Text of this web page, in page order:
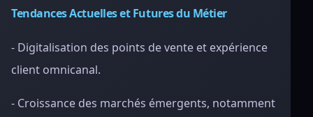
Tendances Actuelles et Futures du Métier
- Digitalisation des points de vente et expérience
client omnicanal.
- Croissance des marchés émergents, notamment